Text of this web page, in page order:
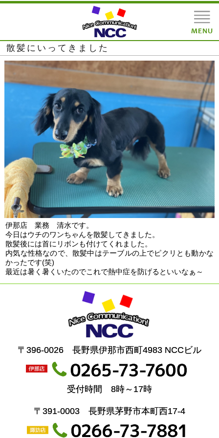
散髪にいってきました
伊那店 業務 清水です。
今日はウチのワンちゃんを散髪してきました。
散髪後には首にリボンも付けてくれました。
内気な性格なので、散髪中はテーブルの上でピクリとも動かな
かったです(笑)
最近は暑く暑くいたのでこれで熱中症を防げるといいなぁ～
〒396-0026 長野県伊那市西町4983 NCCビル
受付時間 8時～17時
〒391-0003 長野県茅野市本町西17-4